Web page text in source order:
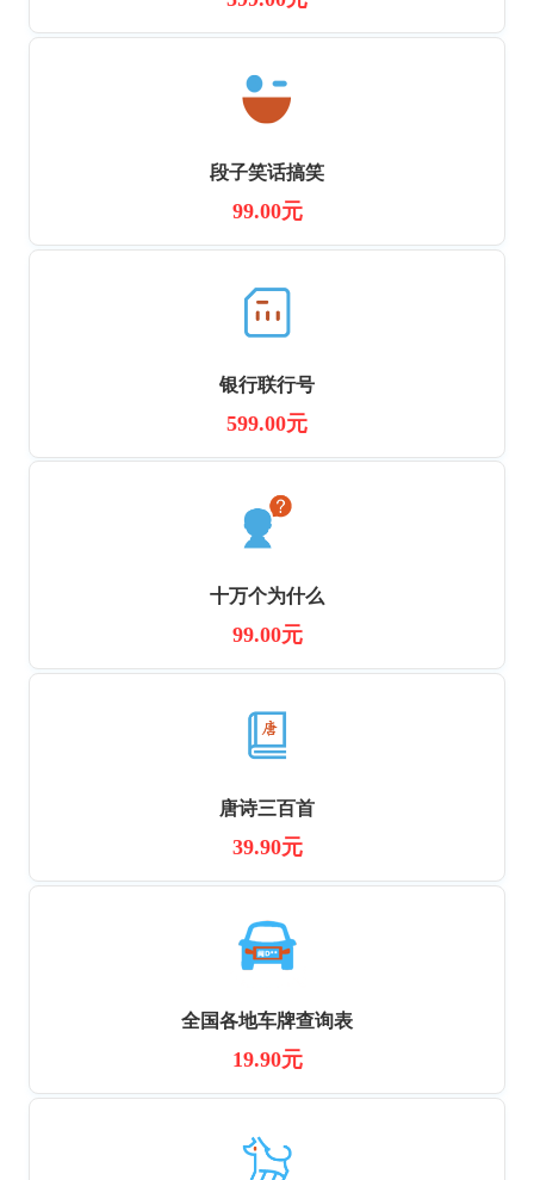
段子笑话搞笑
99.00元
银行联行号
599.00元
十万个为什么
99.00元
唐诗三百首
39.90元
全国各地车牌查询表
19.90元